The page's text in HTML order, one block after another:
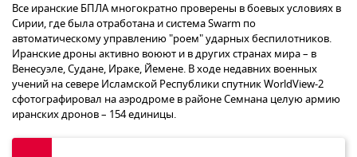
Все иранские БПЛА многократно проверены в боевых условиях в
Сирии, где была отработана и система Swarm по
автоматическому управлению "роем" ударных беспилотников.
Иранские дроны активно воюют и в других странах мира – в
Венесуэле, Судане, Ираке, Йемене. В ходе недавних военных
учений на севере Исламской Республики спутник WorldView-2
сфотографировал на аэродроме в районе Семнана целую армию
иранских дронов – 154 единицы.